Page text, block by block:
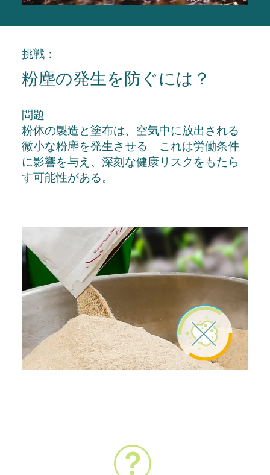
挑戦：
粉塵の発生を防ぐには？
問題
粉体の製造と塗布は、空気中に放出される
微小な粉塵を発生させる。これは労働条件
に影響を与え、深刻な健康リスクをもたら
す可能性がある。